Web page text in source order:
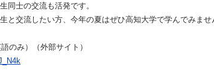
同士の交流も活発です。
と交流したい方、今年の夏はぜひ高知大学で学んでみませ
のみ）（外部サイト）